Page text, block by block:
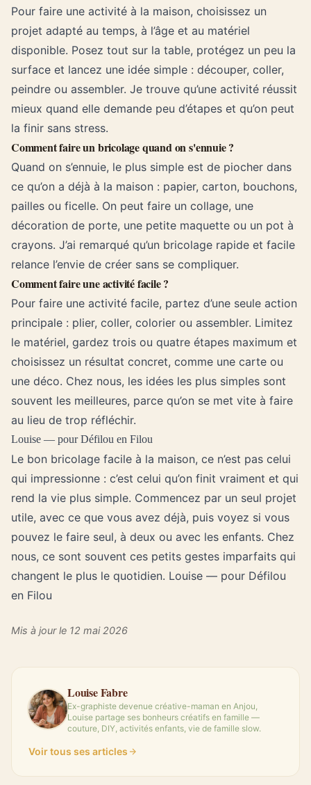
Pour faire une activité à la maison, choisissez un
projet adapté au temps, à l’âge et au matériel
disponible. Posez tout sur la table, protégez un peu la
surface et lancez une idée simple : découper, coller,
peindre ou assembler. Je trouve qu’une activité réussit
mieux quand elle demande peu d’étapes et qu’on peut
la finir sans stress.
Comment faire un bricolage quand on s'ennuie ?
Quand on s’ennuie, le plus simple est de piocher dans
ce qu’on a déjà à la maison : papier, carton, bouchons,
pailles ou ficelle. On peut faire un collage, une
décoration de porte, une petite maquette ou un pot à
crayons. J’ai remarqué qu’un bricolage rapide et facile
relance l’envie de créer sans se compliquer.
Comment faire une activité facile ?
Pour faire une activité facile, partez d’une seule action
principale : plier, coller, colorier ou assembler. Limitez
le matériel, gardez trois ou quatre étapes maximum et
choisissez un résultat concret, comme une carte ou
une déco. Chez nous, les idées les plus simples sont
souvent les meilleures, parce qu’on se met vite à faire
au lieu de trop réfléchir.
Louise — pour Défilou en Filou
Le bon bricolage facile à la maison, ce n’est pas celui
qui impressionne : c’est celui qu’on finit vraiment et qui
rend la vie plus simple. Commencez par un seul projet
utile, avec ce que vous avez déjà, puis voyez si vous
pouvez le faire seul, à deux ou avec les enfants. Chez
nous, ce sont souvent ces petits gestes imparfaits qui
changent le plus le quotidien. Louise — pour Défilou
en Filou
Mis à jour le 12 mai 2026
Louise Fabre
Ex-graphiste devenue créative-maman en Anjou,
Louise partage ses bonheurs créatifs en famille —
couture, DIY, activités enfants, vie de famille slow.
Voir tous ses articles